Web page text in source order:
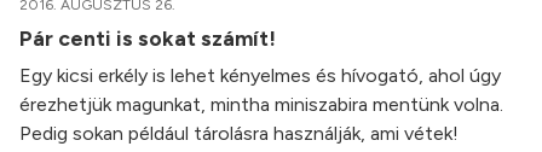
2016. AUGUSZTUS 26.
Pár centi is sokat számít!
Egy kicsi erkély is lehet kényelmes és hívogató, ahol úgy
érezhetjük magunkat, mintha miniszabira mentünk volna.
Pedig sokan például tárolásra használják, ami vétek!